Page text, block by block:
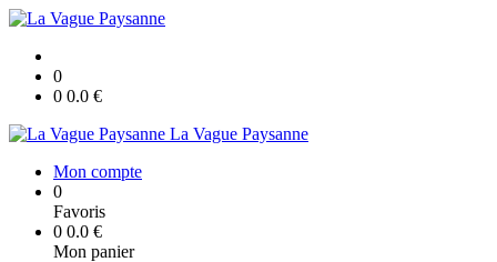
0
0 0.0 €
La Vague Paysanne
Mon compte
0
Favoris
0 0.0 €
Mon panier